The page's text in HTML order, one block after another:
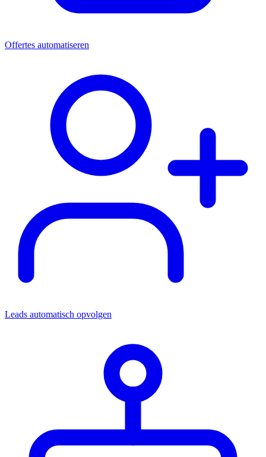
Offertes automatiseren
Leads automatisch opvolgen